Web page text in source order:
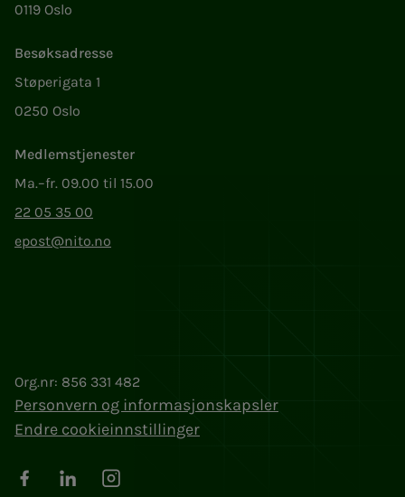
0119 Oslo
Besøksadresse
Støperigata 1
0250 Oslo
Medlemstjenester
Ma.–fr. 09.00 til 15.00
22 05 35 00
epost@nito.no
Org.nr: 856 331 482
Personvern og informasjonskapsler
Endre cookieinnstillinger
FacebookLinkedInInstagram